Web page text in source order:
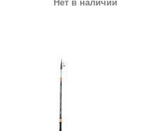
Нет в наличии